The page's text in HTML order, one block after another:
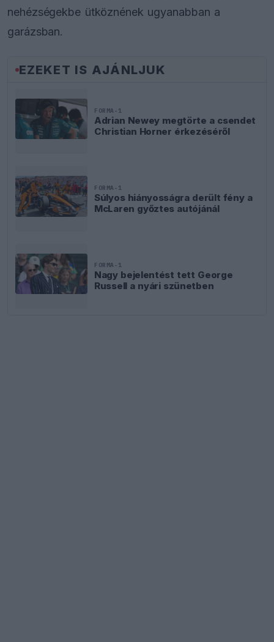
nehézségekbe ütköznének ugyanabban a
garázsban.
EZEKET IS AJÁNLJUK
FORMA-1
Adrian Newey megtörte a csendet
Christian Horner érkezéséről
FORMA-1
Súlyos hiányosságra derült fény a
McLaren győztes autójánál
FORMA-1
Nagy bejelentést tett George
Russell a nyári szünetben